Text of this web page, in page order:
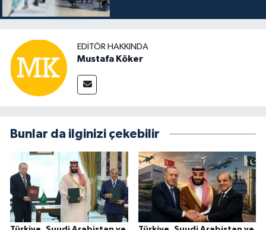
EDITÖR HAKKINDA
Mustafa Köker
Bunlar da ilginizi çekebilir